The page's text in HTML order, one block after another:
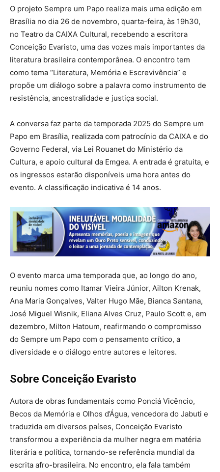
O projeto Sempre um Papo realiza mais uma edição em
Brasília no dia 26 de novembro, quarta-feira, às 19h30,
no Teatro da CAIXA Cultural, recebendo a escritora
Conceição Evaristo, uma das vozes mais importantes da
literatura brasileira contemporânea. O encontro tem
como tema “Literatura, Memória e Escrevivência” e
propõe um diálogo sobre a palavra como instrumento de
resistência, ancestralidade e justiça social.
A conversa faz parte da temporada 2025 do Sempre um
Papo em Brasília, realizada com patrocínio da CAIXA e do
Governo Federal, via Lei Rouanet do Ministério da
Cultura, e apoio cultural da Emgea. A entrada é gratuita, e
os ingressos estarão disponíveis uma hora antes do
evento. A classificação indicativa é 14 anos.
O evento marca uma temporada que, ao longo do ano,
reuniu nomes como Itamar Vieira Júnior, Ailton Krenak,
Ana Maria Gonçalves, Valter Hugo Mãe, Bianca Santana,
José Miguel Wisnik, Eliana Alves Cruz, Paulo Scott e, em
dezembro, Milton Hatoum, reafirmando o compromisso
do Sempre um Papo com o pensamento crítico, a
diversidade e o diálogo entre autores e leitores.
Sobre Conceição Evaristo
Autora de obras fundamentais como Ponciá Vicêncio,
Becos da Memória e Olhos d’Água, vencedora do Jabuti e
traduzida em diversos países, Conceição Evaristo
transformou a experiência da mulher negra em matéria
literária e política, tornando-se referência mundial da
escrita afro-brasileira. No encontro, ela fala também